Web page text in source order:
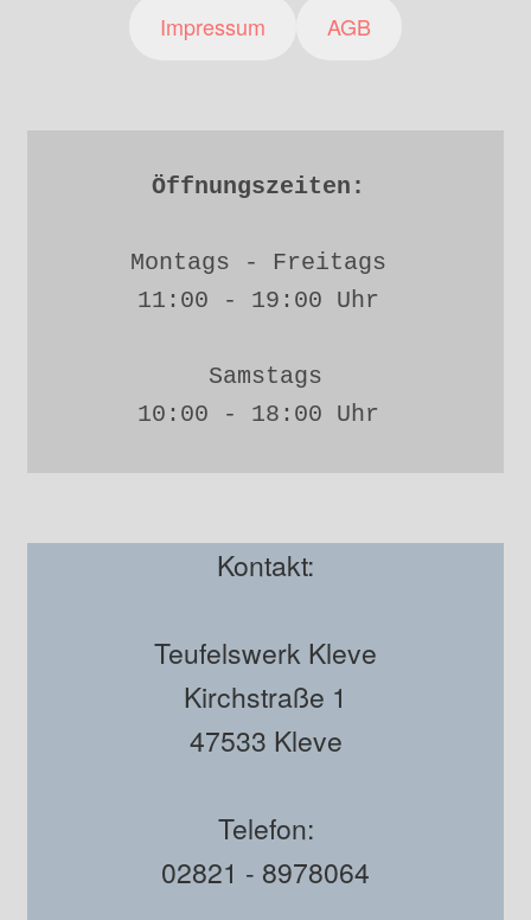
Impressum AGB
Öffnungszeiten:
Montags - Freitags
11:00 - 19:00 Uhr
Samstags
10:00 - 18:00 Uhr
Kontakt:
Teufelswerk Kleve
Kirchstraße 1
47533 Kleve
Telefon:
02821 - 8978064